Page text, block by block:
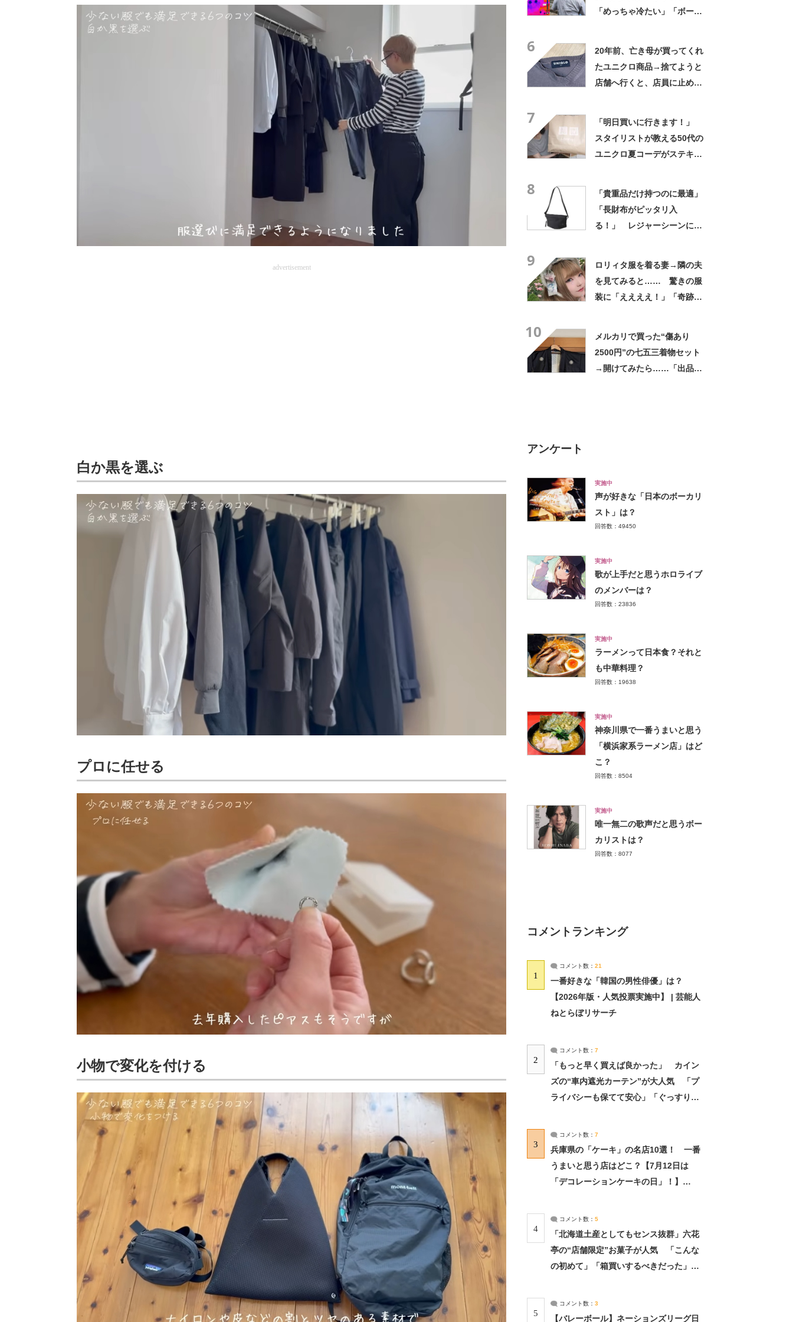
advertisement
白か黒を選ぶ
プロに任せる
小物で変化を付ける
「めっちゃ冷たい」「ボーッ
6
20年前、亡き母が買ってくれ
たユニクロ商品→捨てようと
店舗へ行くと、店員に止めら
7
「明日買いに行きます！」
スタイリストが教える50代の
ユニクロ夏コーデがステキ
8
「貴重品だけ持つのに最適」
「長財布がピッタリ入
る！」 レジャーシーンにお
9
ロリィタ服を着る妻→隣の夫
を見てみると…… 驚きの服
装に「ええええ！」「奇跡」
10
メルカリで買った“傷あり
2500円”の七五三着物セット
→開けてみたら……「出品者
アンケート
実施中
声が好きな「日本のボーカリ
スト」は？
回答数：49450
実施中
歌が上手だと思うホロライブ
のメンバーは？
回答数：23836
実施中
ラーメンって日本食？それと
も中華料理？
回答数：19638
実施中
神奈川県で一番うまいと思う
「横浜家系ラーメン店」はど
こ？
回答数：8504
実施中
唯一無二の歌声だと思うボー
カリストは？
回答数：8077
コメントランキング
1
コメント数： 21
一番好きな「韓国の男性俳優」は？
【2026年版・人気投票実施中】 | 芸能人
ねとらぼリサーチ
2
コメント数： 7
「もっと早く買えば良かった」 カイン
ズの“車内遮光カーテン”が大人気 「プ
ライバシーも保てて安心」「ぐっすり眠
3
コメント数： 7
兵庫県の「ケーキ」の名店10選！ 一番
うまいと思う店はどこ？【7月12日は
「デコレーションケーキの日」！】
4
コメント数： 5
「北海道土産としてもセンス抜群」六花
亭の“店舗限定”お菓子が人気 「こんな
の初めて」「箱買いするべきだった」
5
コメント数： 3
【バレーボール】ネーションズリーグ日